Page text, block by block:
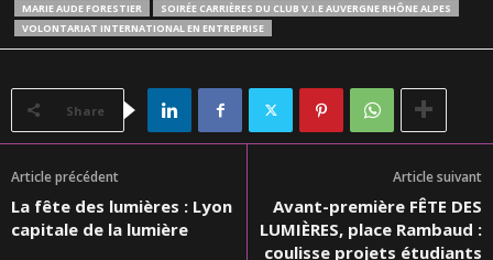
MARIE AUDE FORESTIER
SOIRÉE CARRIÈRES DU CLUB V.I.E AUVERGNE RHÔNE ALPES
VOLONTARIAT INTERNATIONAL EN ENTREPRISE
Share
Article précédent
La fête des lumières : Lyon
capitale de la lumière
Article suivant
Avant-première FÊTE DES
LUMIÈRES, place Rambaud :
coulisse projets étudiants